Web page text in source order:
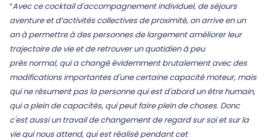
“Avec ce cocktail d'accompagnement individuel, de séjours
aventure et d’activités collectives de proximité, on arrive en un
an à permettre à des personnes de largement améliorer leur
trajectoire de vie et de retrouver un quotidien à peu
près normal, qui a changé évidemment brutalement avec des
modifications importantes d'une certaine capacité moteur, mais
qui ne résument pas la personne qui est d'abord un être humain,
qui a plein de capacités, qui peut faire plein de choses. Donc
c'est aussi un travail de changement de regard sur soi et sur la
vie qui nous attend, qui est réalisé pendant cet